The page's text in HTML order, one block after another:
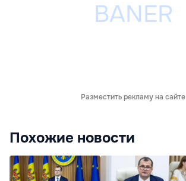
Разместить рекламу на сайте
Похожие новости